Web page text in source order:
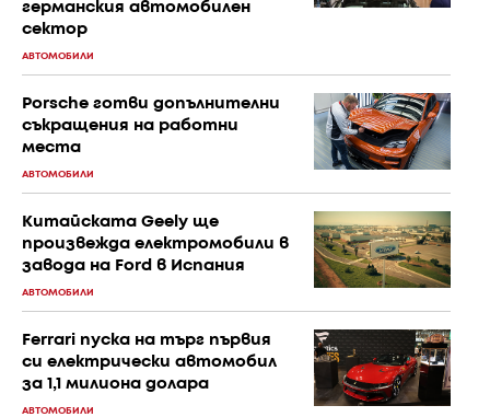
германския автомобилен
сектор
АВТОМОБИЛИ
Porsche готви допълнителни
съкращения на работни
места
АВТОМОБИЛИ
Китайската Geely ще
произвежда електромобили в
завода на Ford в Испания
АВТОМОБИЛИ
Ferrari пуска на търг първия
си електрически автомобил
за 1,1 милиона долара
АВТОМОБИЛИ